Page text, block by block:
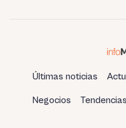
Últimas noticias
Negocios Tendencias